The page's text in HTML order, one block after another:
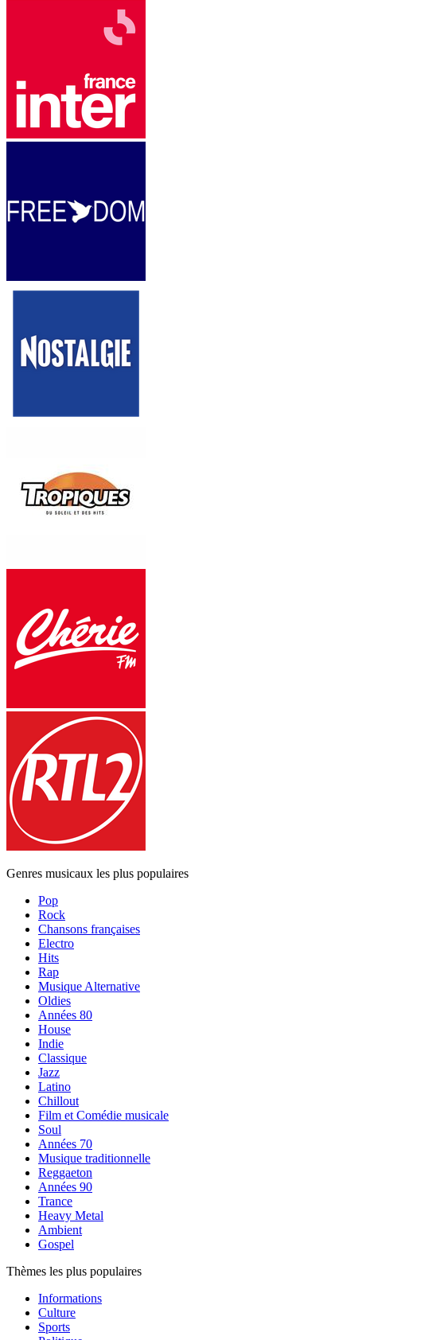
Genres musicaux les plus populaires
Pop
Rock
Chansons françaises
Electro
Hits
Rap
Musique Alternative
Oldies
Années 80
House
Indie
Classique
Jazz
Latino
Chillout
Film et Comédie musicale
Soul
Années 70
Musique traditionnelle
Reggaeton
Années 90
Trance
Heavy Metal
Ambient
Gospel
Thèmes les plus populaires
Informations
Culture
Sports